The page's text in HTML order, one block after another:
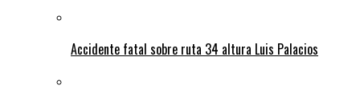
Accidente fatal sobre ruta 34 altura Luis Palacios